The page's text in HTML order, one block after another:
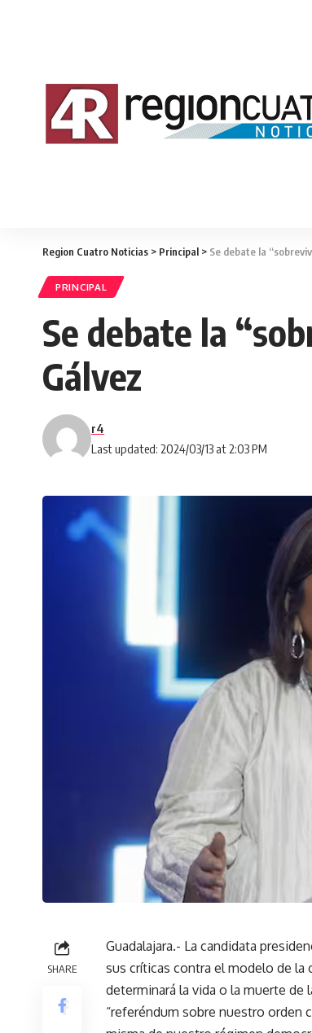
Region Cuatro Noticias > Principal > Se debate la
PRINCIPAL
Se debate la
Gálvez
Last updated: 2024/03/13 at 2:03 PM
r4
SHARE
Guadalajara.- La candidata
sus críticas contra el modelo de la
determinará la vida o la muerte de
“referéndum sobre nuestro orden